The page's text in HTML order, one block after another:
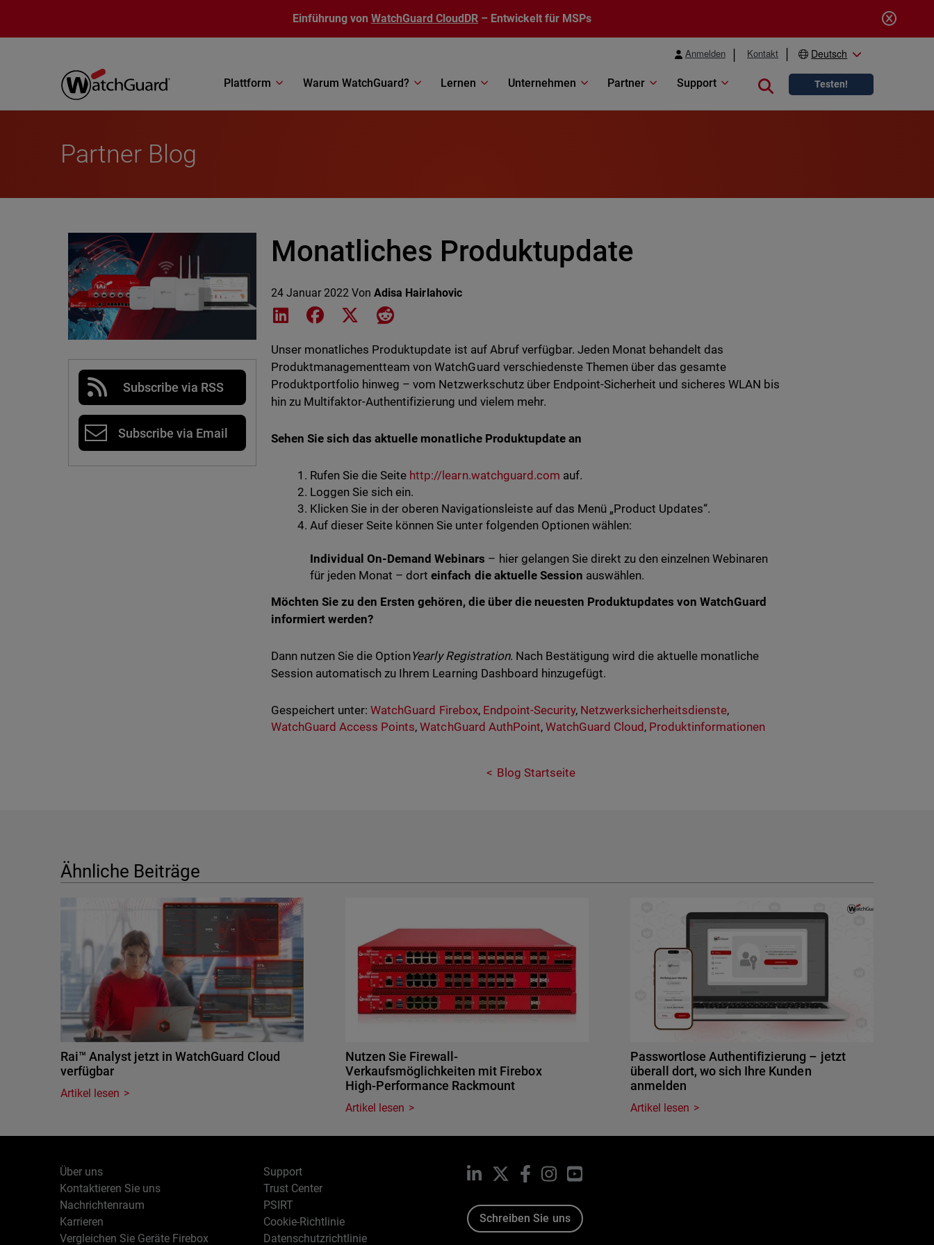
Einführung von WatchGuard CloudDR – Entwickelt für MSPs
Anmelden Kontakt Deutsch
Plattform Warum WatchGuard? Lernen Unternehmen Partner Support Close search
Testen!
Partner Blog
Subscribe via RSS
Subscribe via Email
Monatliches Produktupdate
24 Januar 2022 VonAdisa Hairlahovic
Share on LinkedIn
Share on Facebook
Share on XShare on Reddit
Unser monatliches Produktupdate ist auf Abruf verfügbar. Jeden Monat behandelt das
Produktmanagementteam von WatchGuard verschiedenste Themen über das gesamte
Produktportfolio hinweg – vom Netzwerkschutz über Endpoint-Sicherheit und sicheres WLAN bis
hin zu Multifaktor-Authentifizierung und vielem mehr.
Sehen Sie sich das aktuelle monatliche Produktupdate an
Rufen Sie die Seite http://learn.watchguard.com auf.
Loggen Sie sich ein.
Klicken Sie in der oberen Navigationsleiste auf das Menü „Product Updates“.
Auf dieser Seite können Sie unter folgenden Optionen wählen:
Individual On-Demand Webinars – hier gelangen Sie direkt zu den einzelnen Webinaren
für jeden Monat – dorteinfach die aktuelle Session auswählen.
Möchten Sie zu den Ersten gehören, die über die neuesten Produktupdates von WatchGuard
informiert werden?
Dann nutzen Sie die OptionYearly Registration. Nach Bestätigung wird die aktuelle monatliche
Session automatisch zu Ihrem Learning Dashboard hinzugefügt.
Gespeichert unter: WatchGuard Firebox, Endpoint-Security, Netzwerksicherheitsdienste,
WatchGuard Access Points,WatchGuard AuthPoint, WatchGuard Cloud , Produktinformationen
Blog Startseite
Ähnliche Beiträge
Rai™ Analyst jetzt in WatchGuard Cloud
verfügbar
Artikel lesen
Nutzen Sie Firewall-
Verkaufsmöglichkeiten mit Firebox
High-Performance Rackmount
Artikel lesen
Passwortlose Authentifizierung – jetzt
überall dort, wo sich Ihre Kunden
anmelden
Artikel lesen
Über uns
Kontaktieren Sie uns
Nachrichtenraum
Karrieren
Vergleichen Sie Geräte Firebox
Support
Trust Center
PSIRT
Cookie-Richtlinie
Datenschutzrichtlinie
LinkedIn Facebook
InstagramYouTube
Schreiben Sie uns